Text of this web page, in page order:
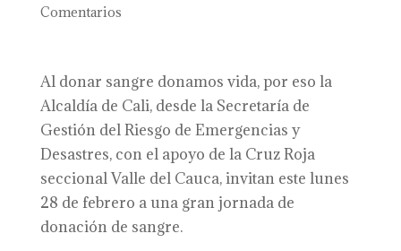
Comentarios
Al donar sangre donamos vida, por eso la
Alcaldía de Cali, desde la Secretaría de
Gestión del Riesgo de Emergencias y
Desastres, con el apoyo de la Cruz Roja
seccional Valle del Cauca, invitan este lunes
28 de febrero a una gran jornada de
donación de sangre.